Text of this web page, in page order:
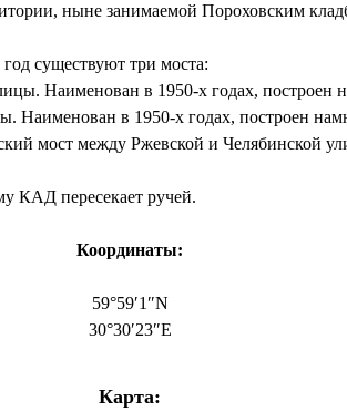
ныне занимаемой Пороховским
существуют три моста:
Наименован в 1950-х годах, построен
в 1950-х годах, построен
мост между Ржевской и Челябинской
КАД пересекает ручей.
Координаты:
59°59′1″N
30°30′23″E
Карта: